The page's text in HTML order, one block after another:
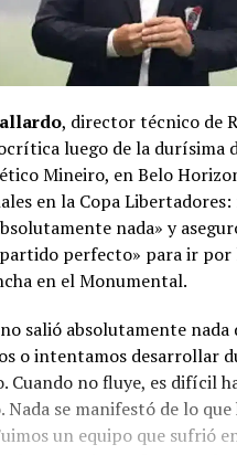
, director técnico de
luego de la durísima
Mineiro, en Belo
en la Copa
nada» y
perfecto» para ir por
en el Monumental.
salió absolutamente nada
o intentamos desarrollar
Cuando no fluye, es difícil
Nada se manifestó de lo
un equipo que sufrió